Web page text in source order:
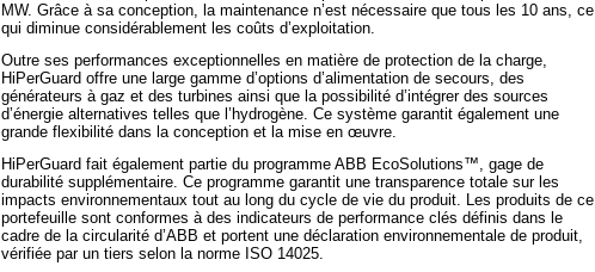
MW. Grâce à sa conception, la maintenance n’est nécessaire que tous les 10 ans, ce
qui diminue considérablement les coûts d’exploitation.
Outre ses performances exceptionnelles en matière de protection de la charge,
HiPerGuard offre une large gamme d’options d’alimentation de secours, des
générateurs à gaz et des turbines ainsi que la possibilité d’intégrer des sources
d’énergie alternatives telles que l’hydrogène. Ce système garantit également une
grande flexibilité dans la conception et la mise en œuvre.
HiPerGuard fait également partie du programme ABB EcoSolutions™, gage de
durabilité supplémentaire. Ce programme garantit une transparence totale sur les
impacts environnementaux tout au long du cycle de vie du produit. Les produits de ce
portefeuille sont conformes à des indicateurs de performance clés définis dans le
cadre de la circularité d’ABB et portent une déclaration environnementale de produit,
vérifiée par un tiers selon la norme ISO 14025.